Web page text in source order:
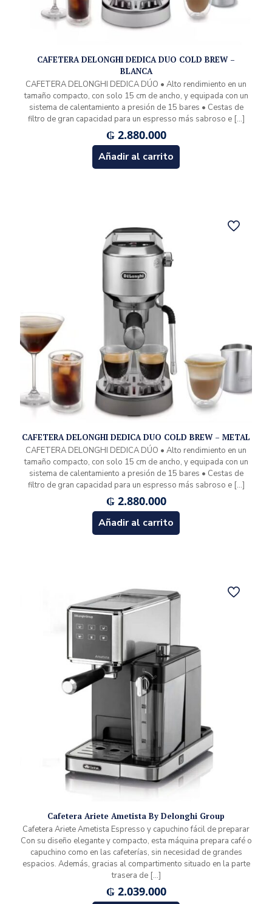
CAFETERA DELONGHI DEDICA DUO COLD BREW –
BLANCA
CAFETERA DELONGHI DEDICA DÚO • Alto rendimiento en un
tamaño compacto, con solo 15 cm de ancho, y equipada con un
sistema de calentamiento a presión de 15 bares • Cestas de
filtro de gran capacidad para un espresso más sabroso e[…]
₲2.880.000
Añadir al carrito
CAFETERA DELONGHI DEDICA DUO COLD BREW – METAL
CAFETERA DELONGHI DEDICA DÚO • Alto rendimiento en un
tamaño compacto, con solo 15 cm de ancho, y equipada con un
sistema de calentamiento a presión de 15 bares • Cestas de
filtro de gran capacidad para un espresso más sabroso e[…]
₲2.880.000
Añadir al carrito
Cafetera Ariete Ametista By Delonghi Group
Cafetera Ariete Ametista Espresso y capuchino fácil de preparar
Con su diseño elegante y compacto, esta máquina prepara café o
capuchino como en las cafeterías, sin necesidad de grandes
espacios. Además, gracias al compartimento situado en la parte
trasera de[…]
₲2.039.000